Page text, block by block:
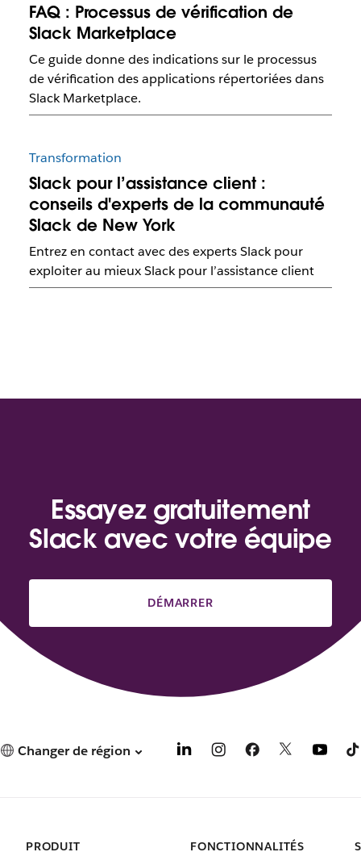
FAQ : Processus de vérification de
Slack Marketplace
Ce guide donne des indications sur le processus
de vérification des applications répertoriées dans
Slack Marketplace.
Transformation
Slack pour l’assistance client :
conseils d'experts de la communauté
Slack de New York
Entrez en contact avec des experts Slack pour
exploiter au mieux Slack pour l’assistance client
Essayez gratuitement
Slack avec votre équipe
DÉMARRER
Changer de région
PRODUIT FONCTIONNALITÉS